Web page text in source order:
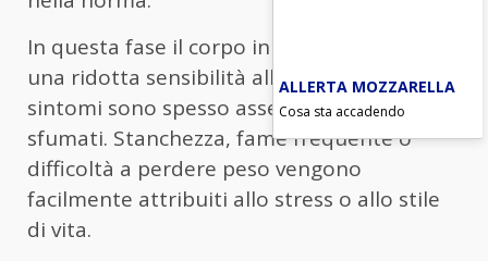
In questa fase il corpo inizia a mostrare
una ridotta sensibilità all’insulina, ma i
sintomi sono spesso assenti o molto
sfumati. Stanchezza, fame frequente o
difficoltà a perdere peso vengono
facilmente attribuiti allo stress o allo stile
di vita.
ALLERTA MOZZARELLA
Cosa sta accadendo